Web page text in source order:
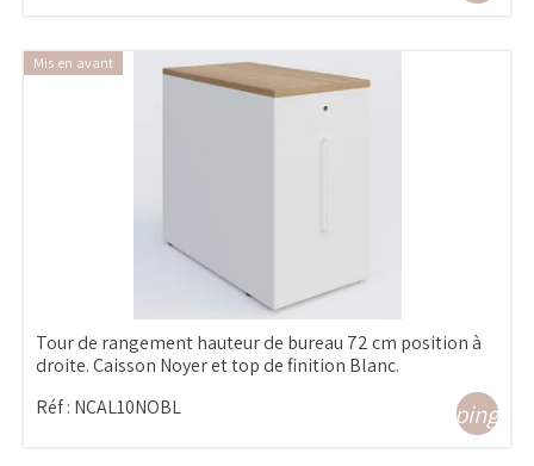
Mis en avant
Tour de rangement hauteur de bureau 72 cm position à
droite. Caisson Noyer et top de finition Blanc.
Réf : NCAL10NOBL